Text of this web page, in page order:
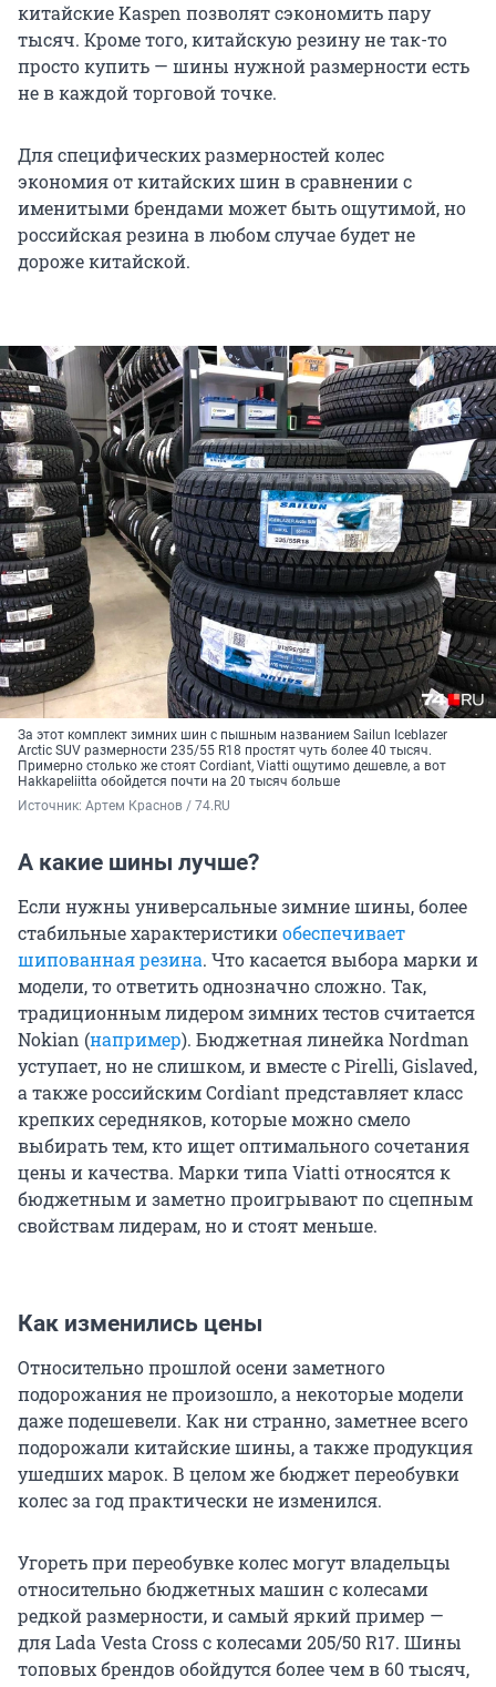
китайские Kaspen позволят сэкономить пару
тысяч. Кроме того, китайскую резину не так-то
просто купить — шины нужной размерности есть
не в каждой торговой точке.
Для специфических размерностей колес
экономия от китайских шин в сравнении с
именитыми брендами может быть ощутимой, но
российская резина в любом случае будет не
дороже китайской.
За этот комплект зимних шин c пышным названием Sailun Iceblazer
Arctic SUV размерности 235/55 R18 простят чуть более 40 тысяч.
Примерно столько же стоят Cordiant, Viatti ощутимо дешевле, а вот
Hakkapeliitta обойдется почти на 20 тысяч больше
Источник: Артем Краснов / 74.RU
А какие шины лучше?
Если нужны универсальные зимние шины, более
стабильные характеристикиобеспечивает
шипованная резина. Что касается выбора марки и
модели, то ответить однозначно сложно. Так,
традиционным лидером зимних тестов считается
Nokian (например). Бюджетная линейка Nordman
уступает, но не слишком, и вместе с Pirelli, Gislaved,
а также российским Cordiant представляет класс
крепких середняков, которые можно смело
выбирать тем, кто ищет оптимального сочетания
цены и качества. Марки типа Viatti относятся к
бюджетным и заметно проигрывают по сцепным
свойствам лидерам, но и стоят меньше.
Как изменились цены
Относительно прошлой осени заметного
подорожания не произошло, а некоторые модели
даже подешевели. Как ни странно, заметнее всего
подорожали китайские шины, а также продукция
ушедших марок. В целом же бюджет переобувки
колес за год практически не изменился.
Угореть при переобувке колес могут владельцы
относительно бюджетных машин с колесами
редкой размерности, и самый яркий пример —
для Lada Vesta Cross с колесами 205/50 R17. Шины
топовых брендов обойдутся более чем в 60 тысяч,